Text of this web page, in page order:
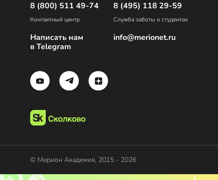
8 (800) 511 49-74
Контактный центр
Написать нам
в Telegram
8 (495) 118 29-59
Служба заботы о студентах
info@merionet.ru
© Мерион Академия, 2015 - 2026